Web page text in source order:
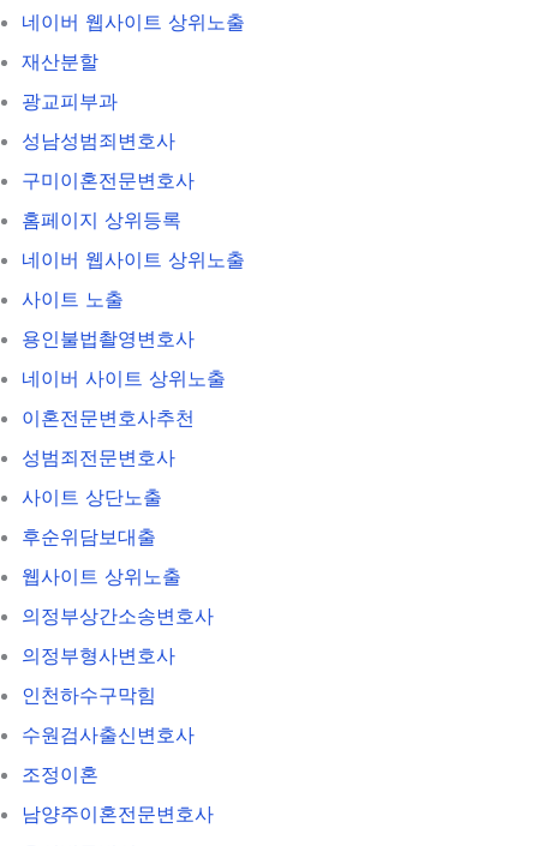
네이버 웹사이트 상위노출
재산분할
광교피부과
성남성범죄변호사
구미이혼전문변호사
홈페이지 상위등록
네이버 웹사이트 상위노출
사이트 노출
용인불법촬영변호사
네이버 사이트 상위노출
이혼전문변호사추천
성범죄전문변호사
사이트 상단노출
후순위담보대출
웹사이트 상위노출
의정부상간소송변호사
의정부형사변호사
인천하수구막힘
수원검사출신변호사
조정이혼
남양주이혼전문변호사